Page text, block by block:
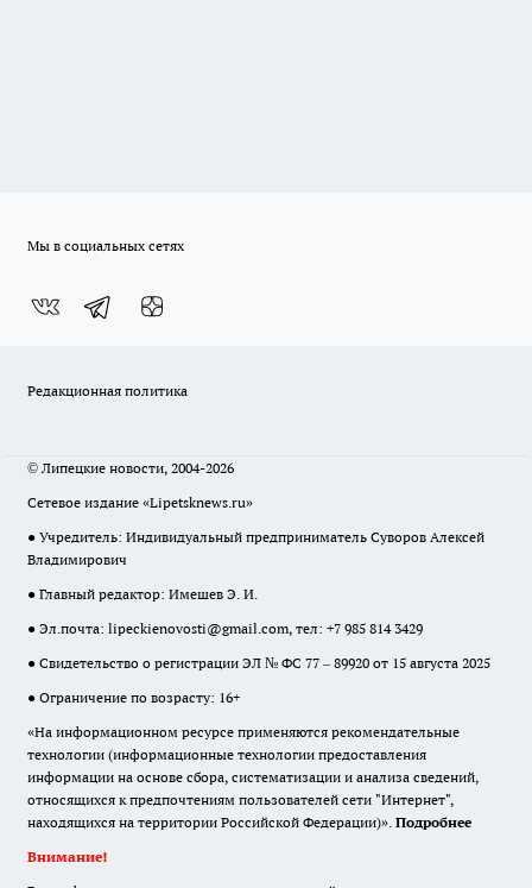
Мы в социальных сетях
Редакционная политика
© Липецкие новости, 2004-2026
Сетевое издание «Lipetsknews.ru»
● Учредитель: Индивидуальный предприниматель Суворов Алексей
Владимирович
● Главный редактор: Имешев Э. И.
● Эл.почта: lipeckienovosti@gmail.com, тел: +7 985 814 3429
● Свидетельство о регистрации ЭЛ № ФС 77 – 89920 от 15 августа 2025
● Ограничение по возрасту: 16+
«На информационном ресурсе применяются рекомендательные
технологии (информационные технологии предоставления
информации на основе сбора, систематизации и анализа сведений,
относящихся к предпочтениям пользователей сети "Интернет",
находящихся на территории Российской Федерации)». Подробнее
Внимание!